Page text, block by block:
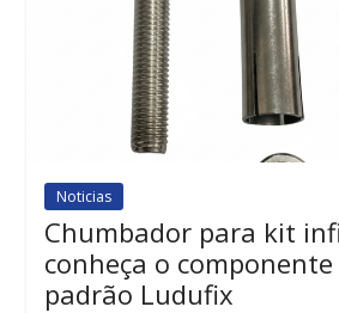
Noticias
Chumbador para kit
conheça o
padrão Ludufix